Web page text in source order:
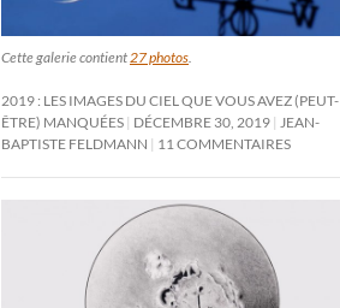
Cette galerie contient27 photos.
2019 : LES IMAGES DU CIEL QUE VOUS AVEZ (PEUT-
ÊTRE) MANQUÉES DÉCEMBRE 30, 2019 JEAN-
BAPTISTE FELDMANN
11 COMMENTAIRES